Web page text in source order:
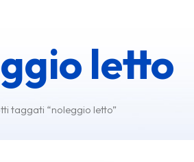
letto
taggati “noleggio letto”